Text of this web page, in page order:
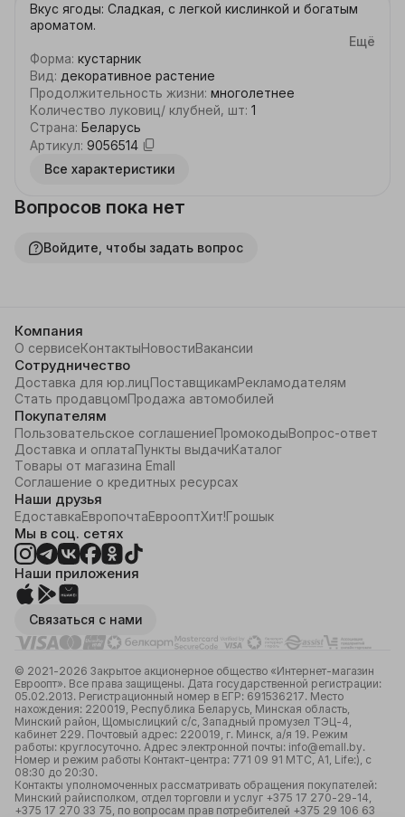
Вкус ягоды: Сладкая, с легкой кислинкой и богатым
ароматом.
Упаковка при отгрузке: Контейнер С2-3
Освещенность: Солнце + Полутень
Период цветения: май-июнь
Зимостойкость: до -31°C (зона USDA 4)
Количeствo: 1
Высота саженца: 45-55см застрижен
регулярного полива, особенно в период
формирования плодов. Почва должна быть кислой
(pH 4,0–5,0). Рекомендуется ежегодная обрезка для
поддержания продуктивности куста.
Возраст саженца: 2,5 года
Размер ягоды: 19–25мм
Высота взрослого растения: 1,5-2м
Голубика "Элизабет" (Elizabeth)
Описание сорта
Голубика "Elizabeth" – это высокорослый сорт,
который был выведен в США и приобрел широкую
популярность благодаря своим крупным и
ароматным ягодам. Этот сорт отличается поздним
сроком созревания, что позволяет наслаждаться
уже закончили плодоносить. Кусты "Элизабет"
растут компактно и равномерно, что облегчает сбор
урожая и уход за растениями.
Основные характеристики:
Время цветения: конец мая – начало июня.
Ещё
Форма: кустарник
Вид: декоративное растение
Продолжительность жизни: многолетнее
Количество луковиц/ клубней, шт: 1
Страна: Беларусь
Артикул: 9056514
Все характеристики
Вопросов пока нет
Войдите, чтобы задать вопрос
Компания
О сервисеКонтактыНовостиВакансии
Сотрудничество
Доставка для юр.лицПоставщикамРекламодателям
Стать продавцомПродажа автомобилей
Покупателям
Пользовательское соглашениеПромокодыВопрос-ответ
Доставка и оплатаПункты выдачиКаталог
Товары от магазина Emall
Соглашение о кредитных ресурсах
Наши друзья
ЕдоставкаЕвропочтаЕврооптХит!Грошык
Мы в соц. сетях
Наши приложения
Связаться с нами
© 2021-2026 Закрытое акционерное общество «Интернет-магазин
Евроопт». Все права защищены. Дата государственной регистрации:
05.02.2013. Регистрационный номер в ЕГР: 691536217. Место
нахождения: 220019, Республика Беларусь, Минская область,
Минский район, Щомыслицкий с/с, Западный промузел ТЭЦ-4,
кабинет 229. Почтовый адрес: 220019, г. Минск, а/я 19. Режим
работы: круглосуточно. Адрес электронной почты: info@emall.by.
Номер и режим работы Контакт-центра: 771 09 91 МТС, А1, Life:), с
08:30 до 20:30.
Контакты уполномоченных рассматривать обращения покупателей:
Минский райисполком, отдел торговли и услуг +375 17 270-29-14,
+375 17 270 33 75, по вопросам прав потребителей +375 29 106 63